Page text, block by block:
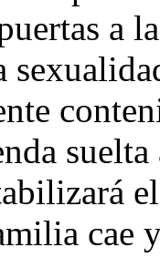
a
suelta
cae